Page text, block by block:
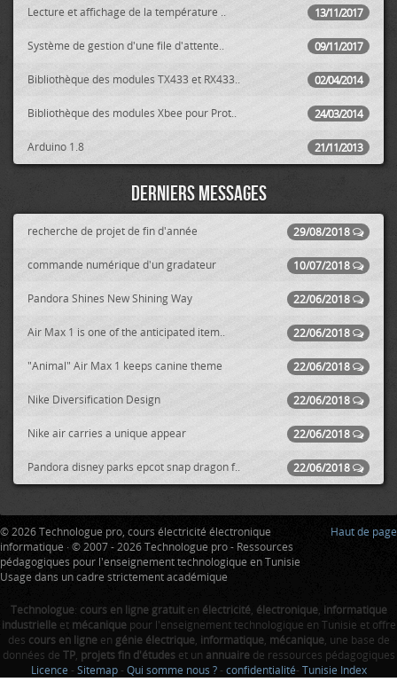
13/11/2017
Lecture et affichage de la température ..
09/11/2017
Système de gestion d'une file d'attente..
02/04/2014
Bibliothèque des modules TX433 et RX433..
24/03/2014
Bibliothèque des modules Xbee pour Prot..
21/11/2013
Arduino 1.8
Derniers messages
29/08/2018
recherche de projet de fin d'année
10/07/2018
commande numérique d'un gradateur
22/06/2018
Pandora Shines New Shining Way
22/06/2018
Air Max 1 is one of the anticipated item..
22/06/2018
"Animal" Air Max 1 keeps canine theme
22/06/2018
Nike Diversification Design
22/06/2018
Nike air carries a unique appear
22/06/2018
Pandora disney parks epcot snap dragon f..
Haut de page
© 2026 Technologue pro, cours électricité électronique
informatique · © 2007 - 2026 Technologue pro - Ressources
pédagogiques pour l'enseignement technologique en Tunisie
Usage dans un cadre strictement académique
Technologue: cours en ligne gratuiten électricité, électronique, informatique
industrielleet mécaniquepour l'enseignement technologique en Tunisie et offre
des cours en ligneen génie électrique, informatique, mécanique, une base de
données de TP, projets fin d'étudeset un annuairede ressources pédagogiques
Licence - Sitemap - Qui somme nous ? - confidentialité- Tunisie Index